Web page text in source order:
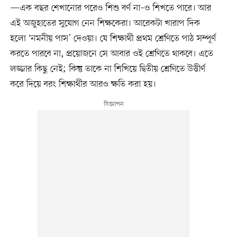
—এক বছর শেখানোর পরেও শিশু বর্ণ না–ও শিখতে পারে। আর
এই অজুহাতের সুযোগ নেন শিক্ষকেরা। আরেকটা খারাপ দিক
হলো ‘নমনীয় পাস’ দেওয়া। যে শিক্ষার্থী প্রথম শ্রেণিতে পাঠ সম্পূর্ণ
করতে পারবে না, প্রয়োজনে সে আবার ওই শ্রেণিতে থাকবে। এতে
লজ্জার কিছু নেই; কিন্তু তাকে না শিখিয়ে দ্বিতীয় শ্রেণিতে উত্তীর্ণ
করে দিয়ে বরং শিক্ষার্থীর আরও ক্ষতি করা হয়।